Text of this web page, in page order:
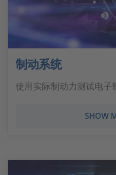
制动系统
使用实际制动力测试电子
SHOW